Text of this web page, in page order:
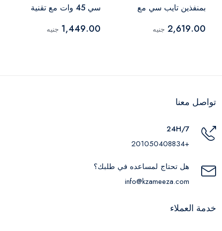
بمنفذين تايب سي مع
T5020
2,619.00 جنيه
سي 45 وات مع تقنية
1,449.00 جنيه
تواصل معنا
24H/7
+201050408834
هل تحتاج لمساعده في طلبك؟
info@kzameeza.com
خدمة العملاء